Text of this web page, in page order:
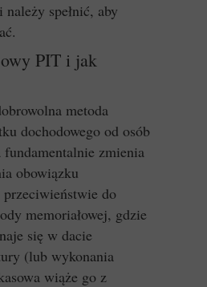
spełnić, aby
PIT i jak
metoda
dochodowego od osób
zmienia
obowiązku
przeciwieństwie do
memoriałowej, gdzie
się w dacie
(lub wykonania
wiąże go z